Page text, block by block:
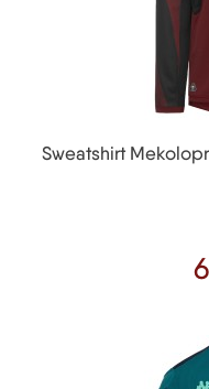
Sweatshirt